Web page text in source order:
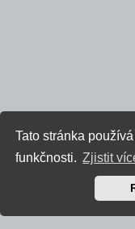
Tato stránka
funkčnosti. Zjistit